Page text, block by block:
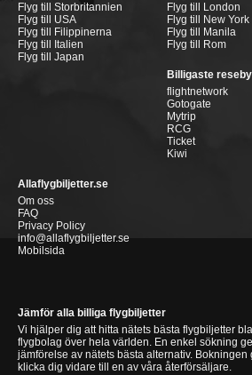
Flyg till Storbritannien
Flyg till USA
Flyg till Filippinerna
Flyg till Italien
Flyg till Japan
Flyg till London
Flyg till New York
Flyg till Manila
Flyg till Rom
Billigaste
flightnetwork
Gotogate
Mytrip
RCG
Ticket
Kiwi
Allaflygbiljetter.se
Om oss
FAQ
Privacy Policy
info@allaflygbiljetter.se
Mobilsida
Jämför alla billiga flygbiljetter
Vi hjälper dig att hitta nätets bästa flygbiljetter
flygbolag över hela världen. En enkel sökning
jämförelse av nätets bästa alternativ.
klicka dig vidare till en av våra återförsäljare.